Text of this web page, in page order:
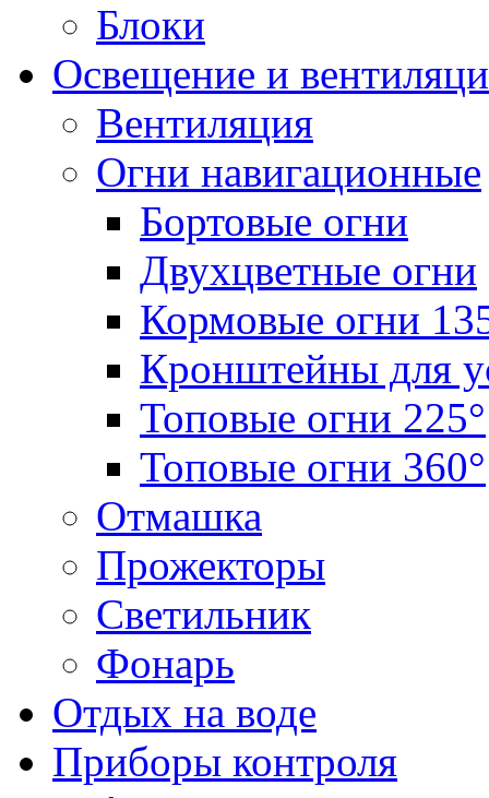
Блоки
Освещение и
Вентиляция
Огни навигационные
Бортовые огни
Двухцветные огни
Кормовые огни
Кронштейны для
Топовые огни 225°
Топовые огни 360°
Отмашка
Прожекторы
Светильник
Фонарь
Отдых на воде
Приборы контроля